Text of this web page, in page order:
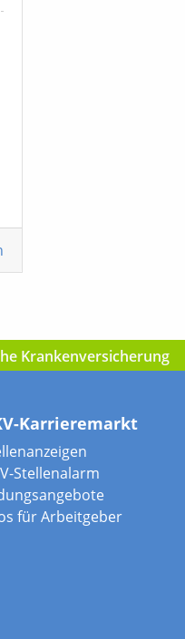
Krankenversicherung
Karrieremarkt
Stellenalarm
für Arbeitgeber